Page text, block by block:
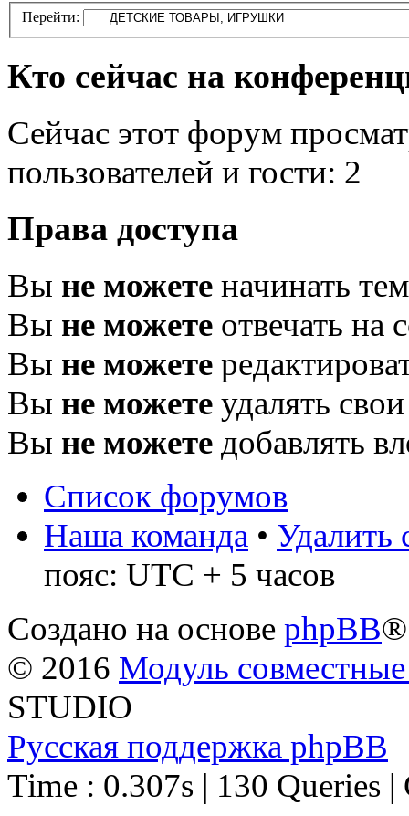
Перейти:
Кто сейчас на
Сейчас этот форум
пользователей и гости: 2
Права доступа
Вы не можете начинать
Вы не можете отвечать на
Вы не можете
Вы не можете удалять
Вы не можете добавлять
Список форумов
Наша команда • Удалить
пояс: UTC + 5 часов
Создано на основе phpBB®
© 2016 Модуль
STUDIO
Русская поддержка phpBB
Time : 0.307s | 130 Queries